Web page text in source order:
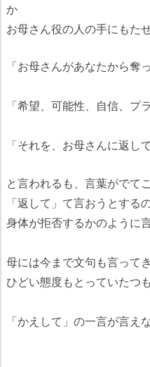
か
お母さん役の人の手にもたせ
「お母さんがあなたから奪
「希望、可能性、自信、プ
「それを、お母さんに返し
と言われるも、言葉がでてこ
「返して」て言おうとするの
身体が拒否するかのように
母には今まで文句も言ってき
ひどい態度もとっていたつ
「かえして」の一言が言え